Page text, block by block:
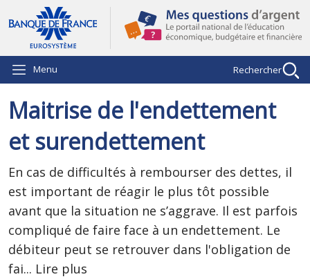
Aller au contenu principal
Menu Rechercher
Maitrise de l'endettement
et surendettement
En cas de difficultés à rembourser des dettes, il
est important de réagir le plus tôt possible
avant que la situation ne s’aggrave. Il est parfois
compliqué de faire face à un endettement. Le
débiteur peut se retrouver dans l'obligation de
fai... Lire plus